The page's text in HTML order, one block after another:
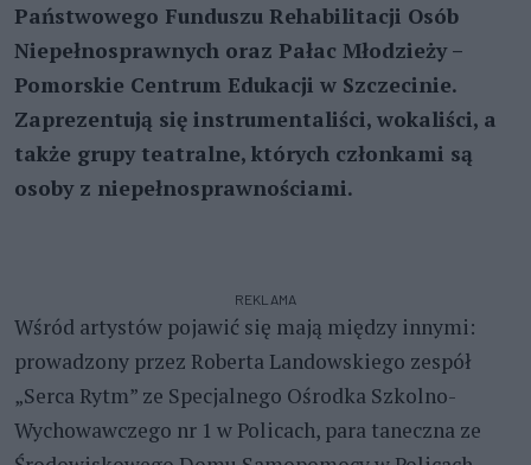
Państwowego Funduszu Rehabilitacji Osób
Niepełnosprawnych oraz Pałac Młodzieży –
Pomorskie Centrum Edukacji w Szczecinie.
Zaprezentują się instrumentaliści, wokaliści, a
także grupy teatralne, których członkami są
osoby z niepełnosprawnościami.
REKLAMA
Wśród artystów pojawić się mają między innymi:
prowadzony przez Roberta Landowskiego zespół
„Serca Rytm” ze Specjalnego Ośrodka Szkolno-
Wychowawczego nr 1 w Policach, para taneczna ze